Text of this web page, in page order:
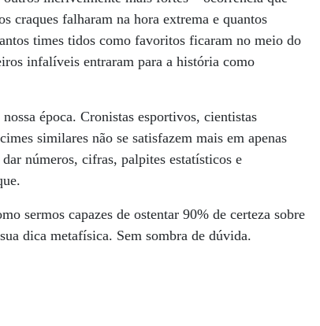
craques falharam na hora extrema e quantos
times tidos como favoritos ficaram no meio do
infalíveis entraram para a história como
época. Cronistas esportivos, cientistas
similares não se satisfazem mais em apenas
números, cifras, palpites estatísticos e
sermos capazes de ostentar 90% de certeza sobre
dica metafísica. Sem sombra de dúvida.